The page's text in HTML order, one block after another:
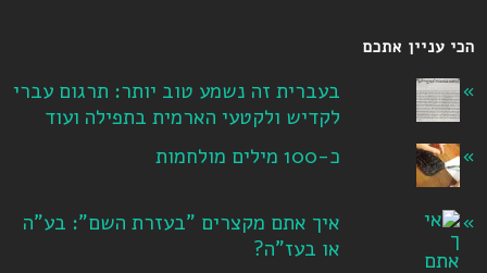
הכי עניין אתכם
בעברית זה נשמע טוב יותר: תרגום עברי
לקדיש ולקטעי הארמית בתפילה ועוד
כ-100 מילים מולחמות
איך אתם מקצרים "בעזרת השם": בע"ה
או בעז"ה?